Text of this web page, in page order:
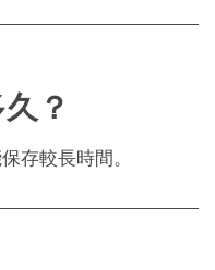
？
存較長時間。